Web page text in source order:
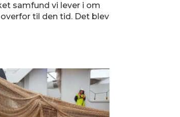
samfund vi lever i om
til den tid. Det blev